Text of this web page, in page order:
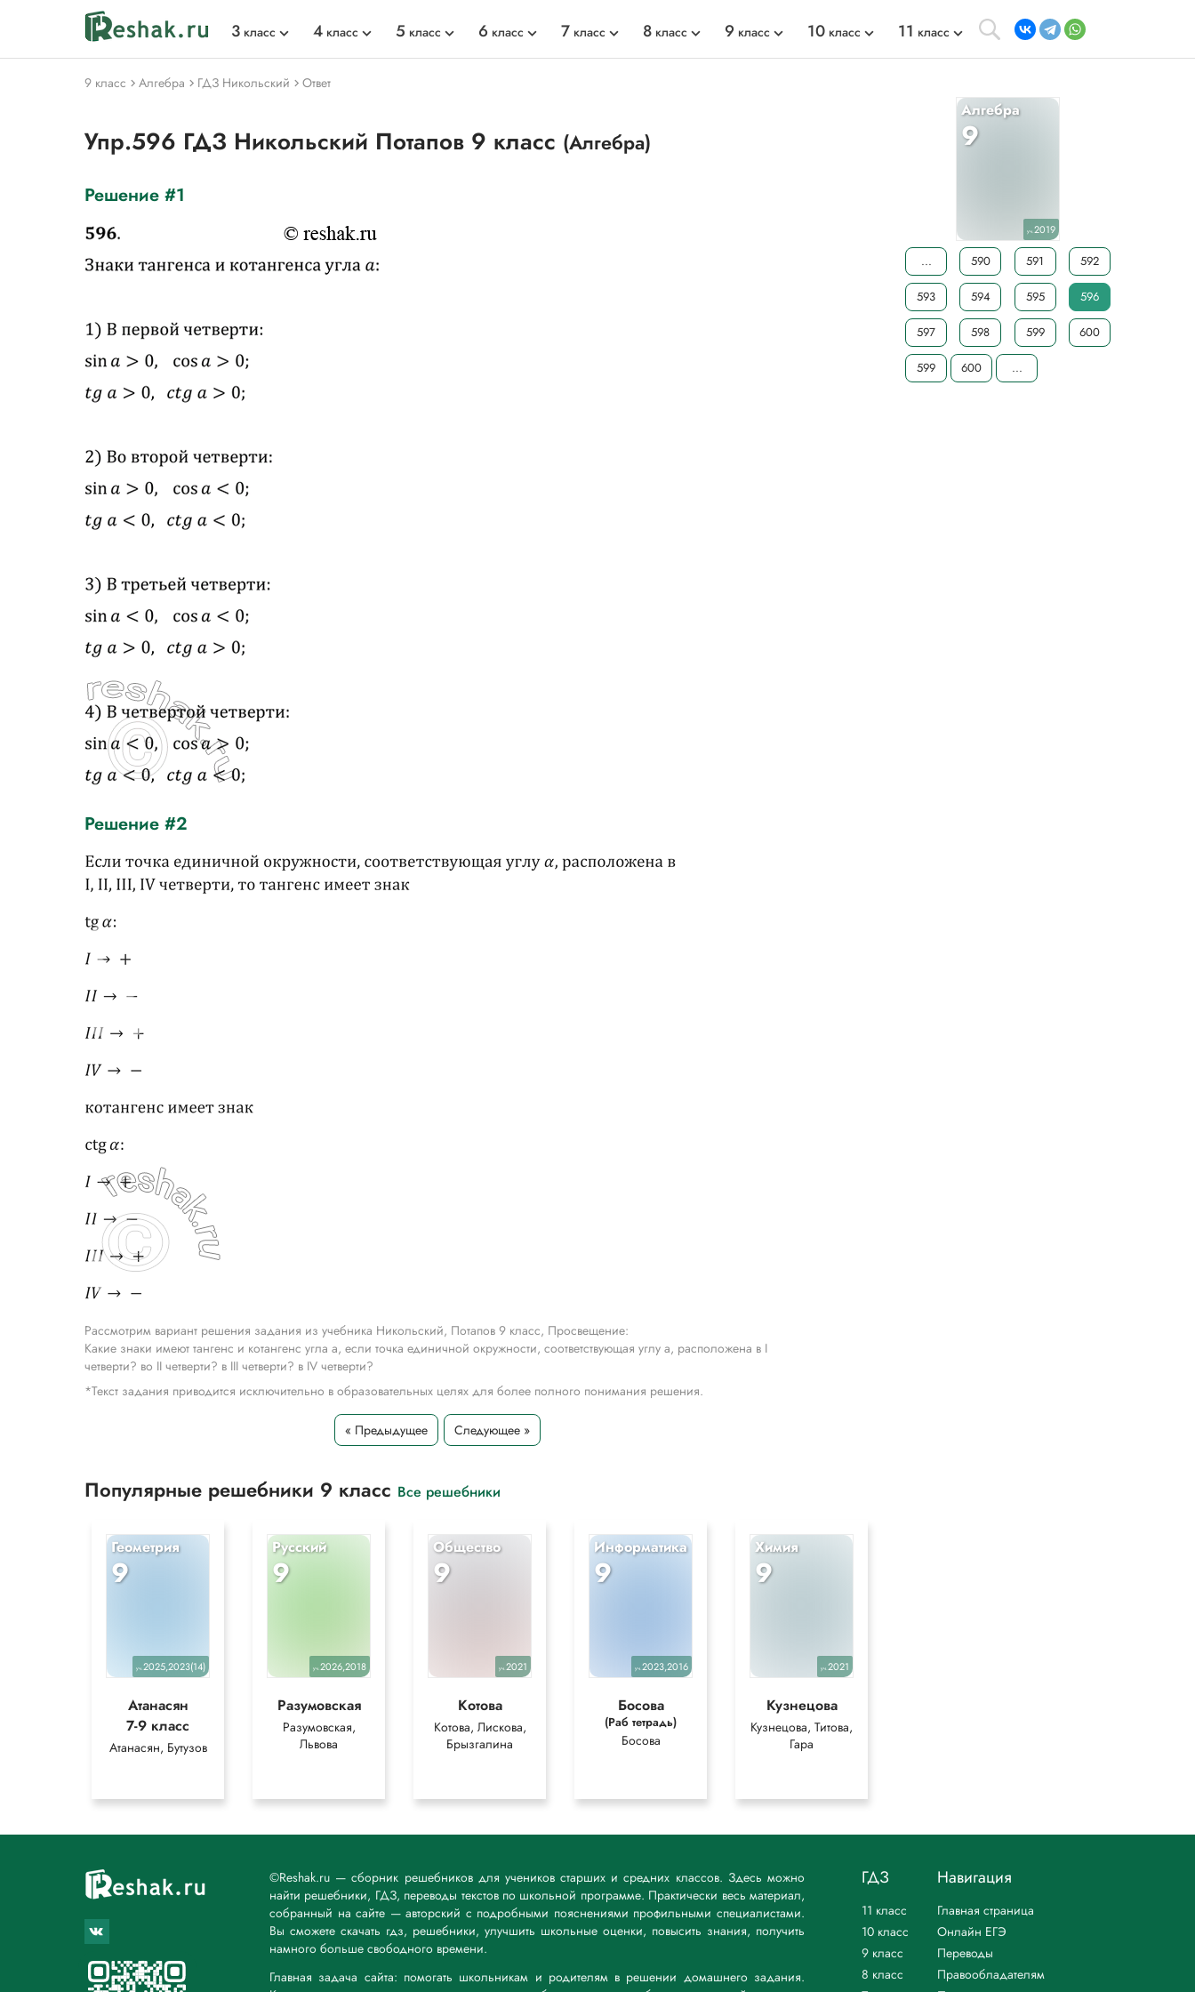
3 класс 4 класс 5 класс 6 класс 7 класс 8 класс 9 класс 10 класс 11 класс
9 класс Алгебра ГДЗ Никольский Ответ
Упр.596 ГДЗ Никольский Потапов 9 класс (Алгебра)
Решение #1
Решение #2
Рассмотрим вариант решения задания из учебника Никольский, Потапов 9 класс, Просвещение:
Какие знаки имеют тангенс и котангенс угла а, если точка единичной окружности, соответствующая углу а, расположена в I
четверти? во II четверти? в III четверти? в IV четверти?
*Текст задания приводится исключительно в образовательных целях для более полного понимания решения.
« Предыдущее Следующее »
Популярные решебники 9 класс Все решебники
Геометрия
9
уч.2025,2023(14)
Атанасян
7-9 класс
Атанасян, Бутузов
Русский
9
уч.2026,2018
Разумовская
Разумовская,
Львова
Общество
9
уч.2021
Котова
Котова, Лискова,
Брызгалина
Информатика
9
уч.2023,2016
Босова
(Раб тетрадь)
Босова
Химия
9
уч.2021
Кузнецова
Кузнецова, Титова,
Гара
Алгебра
9
уч.2019
... 590 591 592
593 594 595 596
597 598 599 600
599 600 ...
©Reshak.ru — сборник решебников для учеников старших и средних классов. Здесь можно
найти решебники, ГДЗ, переводы текстов по школьной программе. Практически весь материал,
собранный на сайте — авторский с подробными пояснениями профильными специалистами.
Вы сможете скачать гдз, решебники, улучшить школьные оценки, повысить знания, получить
намного больше свободного времени.
Главная задача сайта: помогать школьникам и родителям в решении домашнего задания.
ГДЗ
11 класс
10 класс
9 класс
8 класс
Навигация
Главная страница
Онлайн ЕГЭ
Переводы
Правообладателям